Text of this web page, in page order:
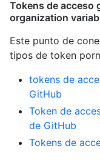
Tokens de acceso
organization
Este punto de
tipos de token
tokens de
GitHub
Token de
de GitHub
Tokens de